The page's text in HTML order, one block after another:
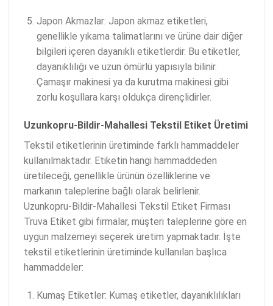
Japon Akmazlar: Japon akmaz etiketleri,
genellikle yıkama talimatlarını ve ürüne dair diğer
bilgileri içeren dayanıklı etiketlerdir. Bu etiketler,
dayanıklılığı ve uzun ömürlü yapısıyla bilinir.
Çamaşır makinesi ya da kurutma makinesi gibi
zorlu koşullara karşı oldukça dirençlidirler.
Uzunkopru-Bildir-Mahallesi Tekstil Etiket Üretimi
Tekstil etiketlerinin üretiminde farklı hammaddeler
kullanılmaktadır. Etiketin hangi hammaddeden
üretileceği, genellikle ürünün özelliklerine ve
markanın taleplerine bağlı olarak belirlenir.
Uzunkopru-Bildir-Mahallesi Tekstil Etiket Firması
Truva Etiket gibi firmalar, müşteri taleplerine göre en
uygun malzemeyi seçerek üretim yapmaktadır. İşte
tekstil etiketlerinin üretiminde kullanılan başlıca
hammaddeler:
Kumaş Etiketler: Kumaş etiketler, dayanıklılıkları